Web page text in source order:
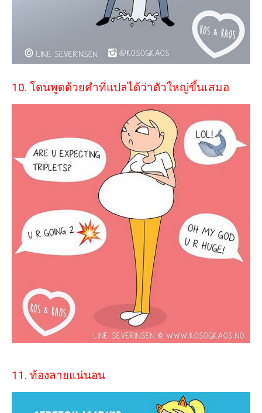
10. โดนพูดด้วยคำที่แปลได้ว่าตัวใหญ่ขึ้นเสมอ
11. ท้องลายแน่นอน